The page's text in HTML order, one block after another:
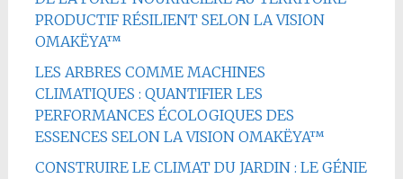
PRODUCTIF RÉSILIENT SELON LA VISION
OMAKËYA™
LES ARBRES COMME MACHINES
CLIMATIQUES : QUANTIFIER LES
PERFORMANCES ÉCOLOGIQUES DES
ESSENCES SELON LA VISION OMAKËYA™
CONSTRUIRE LE CLIMAT DU JARDIN : LE GÉNIE